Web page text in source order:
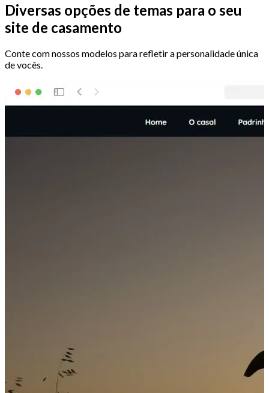
Diversas opções de temas para o seu
site de casamento
Conte com nossos modelos para refletir a personalidade única
de vocês.